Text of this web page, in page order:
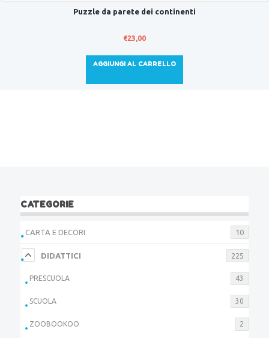
Puzzle da parete dei continenti
€23,00
AGGIUNGI AL CARRELLO
CATEGORIE
CARTA E DECORI 10
DIDATTICI 225
PRESCUOLA 43
SCUOLA 30
ZOOBOOKOO 2